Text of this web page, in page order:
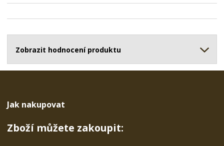
p
m
n
s
t
n
o
t
v
Zobrazit hodnocení produktu
Jak nakupovat
Zboží můžete zakoupit: